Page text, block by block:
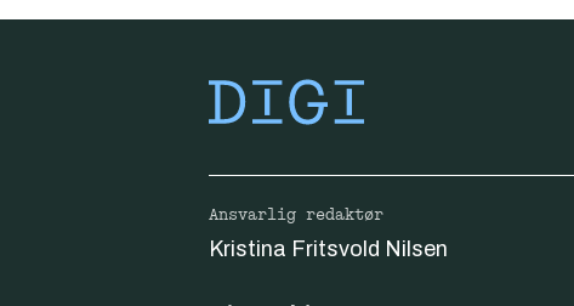
Ansvarlig redaktør
Kristina Fritsvold Nilsen